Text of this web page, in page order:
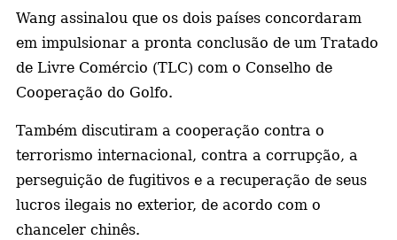
Wang assinalou que os dois países concordaram
em impulsionar a pronta conclusão de um Tratado
de Livre Comércio (TLC) com o Conselho de
Cooperação do Golfo.
Também discutiram a cooperação contra o
terrorismo internacional, contra a corrupção, a
perseguição de fugitivos e a recuperação de seus
lucros ilegais no exterior, de acordo com o
chanceler chinês.